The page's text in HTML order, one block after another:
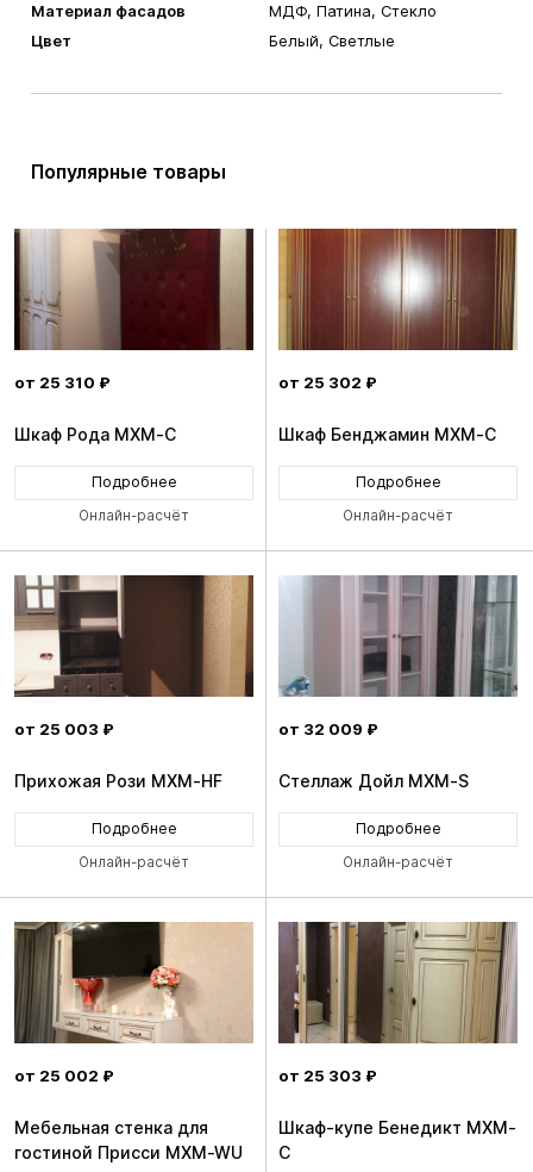
Материал фасадов
МДФ, Патина, Стекло
Цвет
Белый, Светлые
Популярные товары
от 25 310 ₽
Шкаф Рода MXM-C
Подробнее
Онлайн-расчёт
от 25 302 ₽
Шкаф Бенджамин MXM-C
Подробнее
Онлайн-расчёт
от 25 003 ₽
Прихожая Рози MXM-HF
Подробнее
Онлайн-расчёт
от 32 009 ₽
Стеллаж Дойл MXM-S
Подробнее
Онлайн-расчёт
от 25 002 ₽
Мебельная стенка для
гостиной Присси MXM-WU
от 25 303 ₽
Шкаф-купе Бенедикт MXM-
C